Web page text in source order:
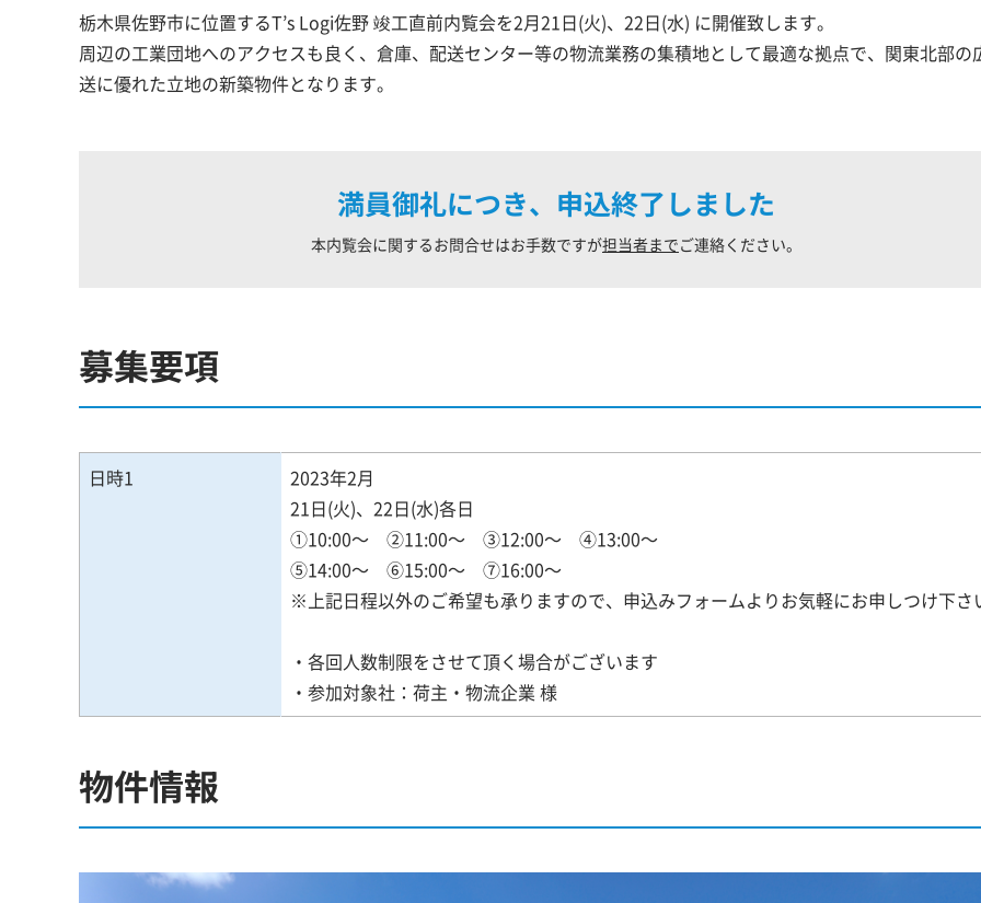
栃木県佐野市に位置するT’s Logi佐野 竣工直前内覧会を2月21日(火)、22日(水) に開催致します。
周辺の工業団地へのアクセスも良く、倉庫、配送センター等の物流業務の集積地として最適な拠点で、関東北部の
送に優れた立地の新築物件となります。
満員御礼につき、申込終了しました
本内覧会に関するお問合せはお手数ですが担当者までご連絡ください。
募集要項
日時1
2023年2月
21日(火)、22日(水)各日
①10:00～ ②11:00～ ③12:00～ ④13:00～
⑤14:00～ ⑥15:00～ ⑦16:00～
※上記日程以外のご希望も承りますので、申込みフォームよりお気軽にお申しつけ下さ
・各回人数制限をさせて頂く場合がございます
・参加対象社：荷主・物流企業 様
物件情報